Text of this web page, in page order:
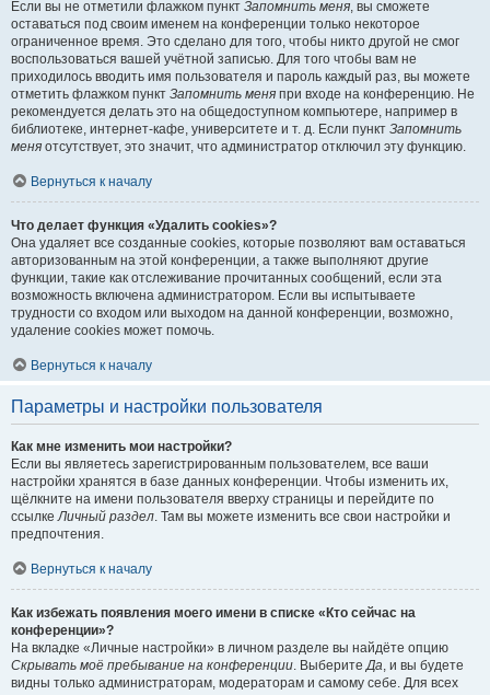
Если вы не отметили флажком пункт Запомнить меня , вы сможете
оставаться под своим именем на конференции только некоторое
ограниченное время. Это сделано для того, чтобы никто другой не смог
воспользоваться вашей учётной записью. Для того чтобы вам не
приходилось вводить имя пользователя и пароль каждый раз, вы можете
отметить флажком пункт Запомнить меня при входе на конференцию. Не
рекомендуется делать это на общедоступном компьютере, например в
библиотеке, интернет-кафе, университете и т. д. Если пункт Запомнить
меня отсутствует, это значит, что администратор отключил эту функцию.
Вернуться к началу
Что делает функция «Удалить cookies»?
Она удаляет все созданные cookies, которые позволяют вам оставаться
авторизованным на этой конференции, а также выполняют другие
функции, такие как отслеживание прочитанных сообщений, если эта
возможность включена администратором. Если вы испытываете
трудности со входом или выходом на данной конференции, возможно,
удаление cookies может помочь.
Вернуться к началу
Параметры и настройки пользователя
Как мне изменить мои настройки?
Если вы являетесь зарегистрированным пользователем, все ваши
настройки хранятся в базе данных конференции. Чтобы изменить их,
щёлкните на имени пользователя вверху страницы и перейдите по
ссылке Личный раздел . Там вы можете изменить все свои настройки и
предпочтения.
Вернуться к началу
Как избежать появления моего имени в списке «Кто сейчас на
конференции»?
На вкладке «Личные настройки» в личном разделе вы найдёте опцию
Скрывать моё пребывание на конференции . Выберите Да , и вы будете
видны только администраторам, модераторам и самому себе. Для всех